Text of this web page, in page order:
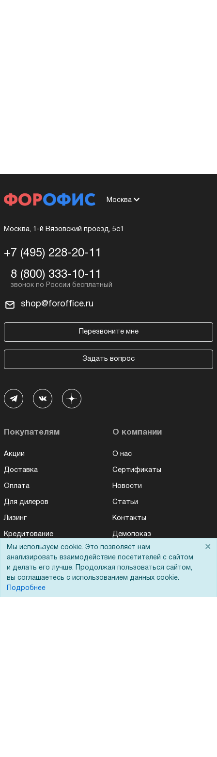
Москва
Москва, 1-й Вязовский проезд, 5с1
+7 (495) 228-20-11
8 (800) 333-10-11
shop@foroffice.ru
Перезвоните мне
Задать вопрос
Покупателям
Акции
Доставка
Оплата
Для дилеров
Лизинг
Кредитование
Госучреждениям
Тендеры
ЭДО
О компании
О нас
Сертификаты
Новости
Статьи
Контакты
Демопоказ
Мы используем cookie. Это позволяет нам
анализировать взаимодействие посетителей с сайтом
и делать его лучше. Продолжая пользоваться сайтом,
вы соглашаетесь с использованием данных cookie.
Подробнее
×